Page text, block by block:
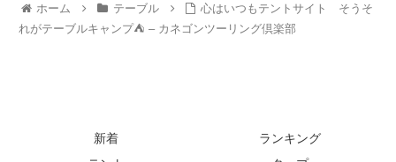
ホーム テーブル
心はいつもテントサイト そうそ
れがテーブルキャンプ⛺️ – カネゴンツーリング倶楽部
新着
ランキング